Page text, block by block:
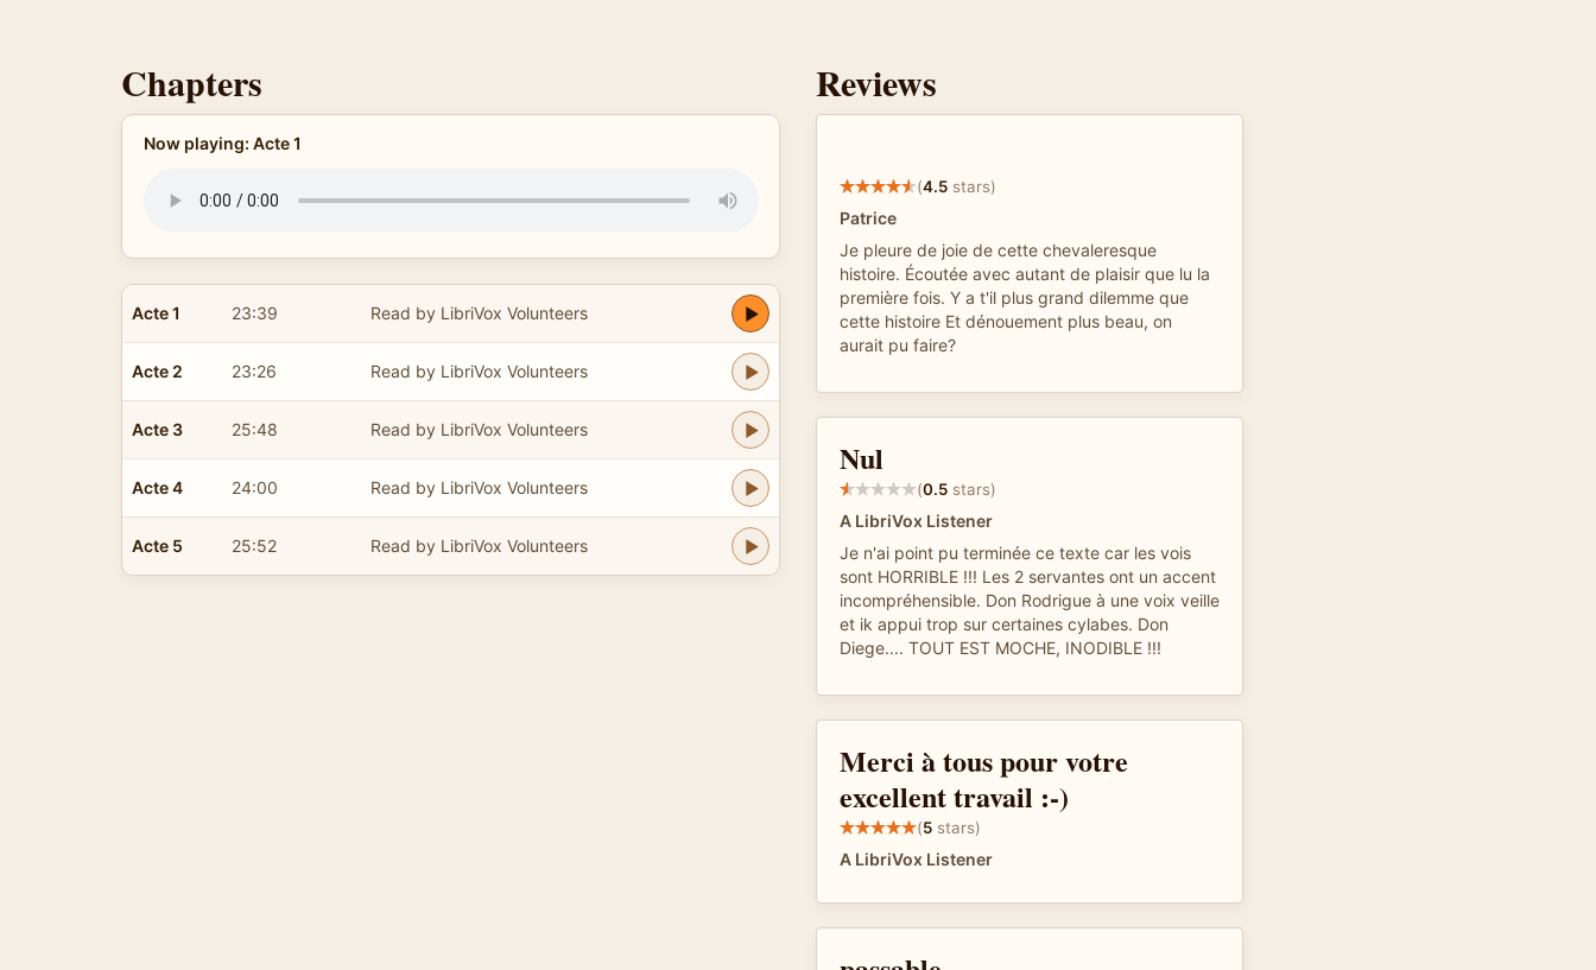
Chapters
Now playing: Acte 1
Acte 1 23:39 Read by LibriVox Volunteers
Acte 2 23:26 Read by LibriVox Volunteers
Acte 3 25:48 Read by LibriVox Volunteers
Acte 4 24:00 Read by LibriVox Volunteers
Acte 5 25:52 Read by LibriVox Volunteers
Reviews
(4.5 stars)
Patrice
Je pleure de joie de cette chevaleresque
histoire. Écoutée avec autant de plaisir que lu la
première fois. Y a t'il plus grand dilemme que
cette histoire Et dénouement plus beau, on
aurait pu faire?
Nul
(0.5 stars)
A LibriVox Listener
Je n'ai point pu terminée ce texte car les vois
sont HORRIBLE !!! Les 2 servantes ont un accent
incompréhensible. Don Rodrigue à une voix veille
et ik appui trop sur certaines cylabes. Don
Diege.... TOUT EST MOCHE, INODIBLE !!!
Merci à tous pour votre
excellent travail :-)
(5 stars)
A LibriVox Listener